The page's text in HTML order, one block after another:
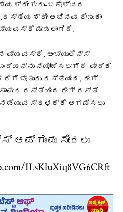
ಶ್ರೀ ಗುರು-ಬಕೇಶ್ವರ
ಶ್ರೀ ಅಭಿನವ ರೇಣುಕಾ
ಮಾಡಲಾಗಿದೆ.
ವ್ಯವಸ್ಥೆ, ಅಂಬ್ಯುಲೆನ್ಸ್
ನಿಯೋಜಿಸಲಾಗಿದೆ. ವೇದಿಕೆ
ಬೇತೂರು ರಸ್ತೆಯಿಂದ, ರಿಂಗ್
ರಸ್ತೆಯಿಂದ ರಿಂಗ್ ರಸ್ತೆ
ನಡೆಯುವ ಸ್ಥಳಕ್ಕೆ ಆಗಮಿಸಲು
ಆಪ್ ಗುಂಪು ಸೇರಲು
ILsKluXiq8VG6CRft